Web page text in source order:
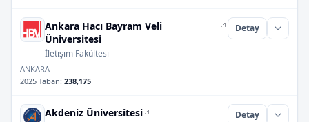
Ankara Hacı Bayram Veli
Üniversitesi
İletişim Fakültesi
Detay
ANKARA
2025 Taban: 238,175
Akdeniz Üniversitesi Detay